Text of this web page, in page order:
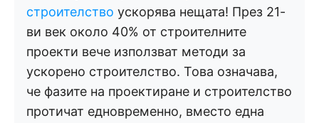
строителство ускорява нещата! През 21-
ви век около 40% от строителните
проекти вече използват методи за
ускорено строителство. Това означава,
че фазите на проектиране и строителство
протичат едновременно, вместо една